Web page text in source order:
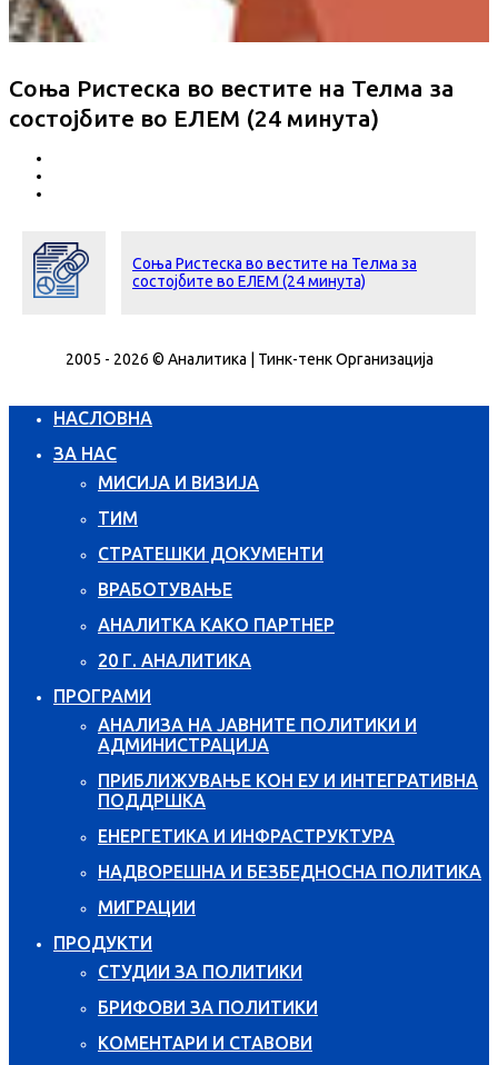
Соња Ристеска во вестите на Телма за
состојбите во ЕЛЕМ (24 минута)
Соња Ристеска во вестите на Телма за
состојбите во ЕЛЕМ (24 минута)
2005 - 2026 © Аналитика | Тинк-тенк Организација
НАСЛОВНА
ЗА НАС
МИСИЈА И ВИЗИЈА
ТИМ
СТРАТЕШКИ ДОКУМЕНТИ
ВРАБОТУВАЊЕ
АНАЛИТКА КАКО ПАРТНЕР
20 Г. АНАЛИТИКА
ПРОГРАМИ
АНАЛИЗА НА ЈАВНИТЕ ПОЛИТИКИ И
АДМИНИСТРАЦИЈА
ПРИБЛИЖУВАЊЕ КОН ЕУ И ИНТЕГРАТИВНА
ПОДДРШКА
ЕНЕРГЕТИКА И ИНФРАСТРУКТУРА
НАДВОРЕШНА И БЕЗБЕДНОСНА ПОЛИТИКА
МИГРАЦИИ
ПРОДУКТИ
СТУДИИ ЗА ПОЛИТИКИ
БРИФОВИ ЗА ПОЛИТИКИ
КОМЕНТАРИ И СТАВОВИ